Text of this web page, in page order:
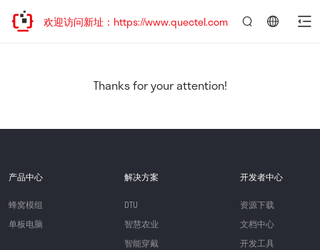
迁移，欢迎访问新址：https://www.quectel.com.cn
Thanks for your attention!
产品中心
蜂窝模组
单板电脑
解决方案
DTU
智慧农业
智能穿戴
开发者中心
资源下载
文档中心
开发工具